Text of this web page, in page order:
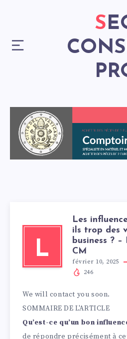
SEO
L
Les
ils trop des
business ?
CM
février 10, 2025
246
We will contact you soon.
SOMMAIRE DE L'ARTICLE
Qu’est-ce qu’un bon
de répondre précisément à